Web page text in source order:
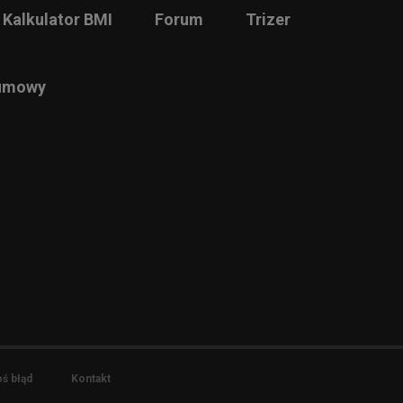
Kalkulator BMI Forum Trizer
błąd Kontakt